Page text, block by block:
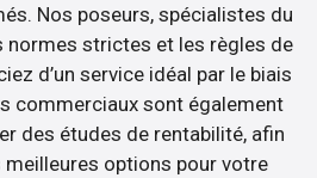
Nos poseurs, spécialistes du
normes strictes et les règles de
d’un service idéal par le biais
commerciaux sont également
des études de rentabilité, afin
meilleures options pour votre